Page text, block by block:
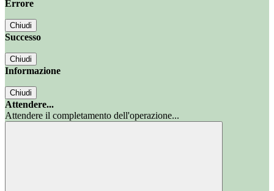
Errore
Chiudi
Successo
Chiudi
Informazione
Chiudi
Attendere...
Attendere il completamento dell'operazione...